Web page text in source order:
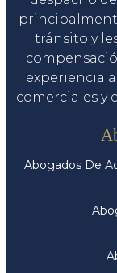
tránsito y
experiencia
comerciales y
Abogados De